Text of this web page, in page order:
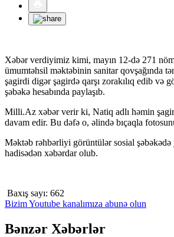
Xəbər verdiyimiz kimi, mayın 12-də 271
ümumtəhsil məktəbinin sanitar qovşağında
şagirdi digər şagirdə qarşı zorakılıq edib və
şəbəkə hesabında paylaşıb.
Milli.Az xəbər verir ki, Natiq adlı həmin
davam edir. Bu dəfə o, əlində bıçaqla
Məktəb rəhbərliyi görüntülər sosial şəbəkədə
hadisədən xəbərdar olub.
Baxış sayı: 662
Bizim Youtube kanalımıza abunə olun
Bənzər Xəbərlər